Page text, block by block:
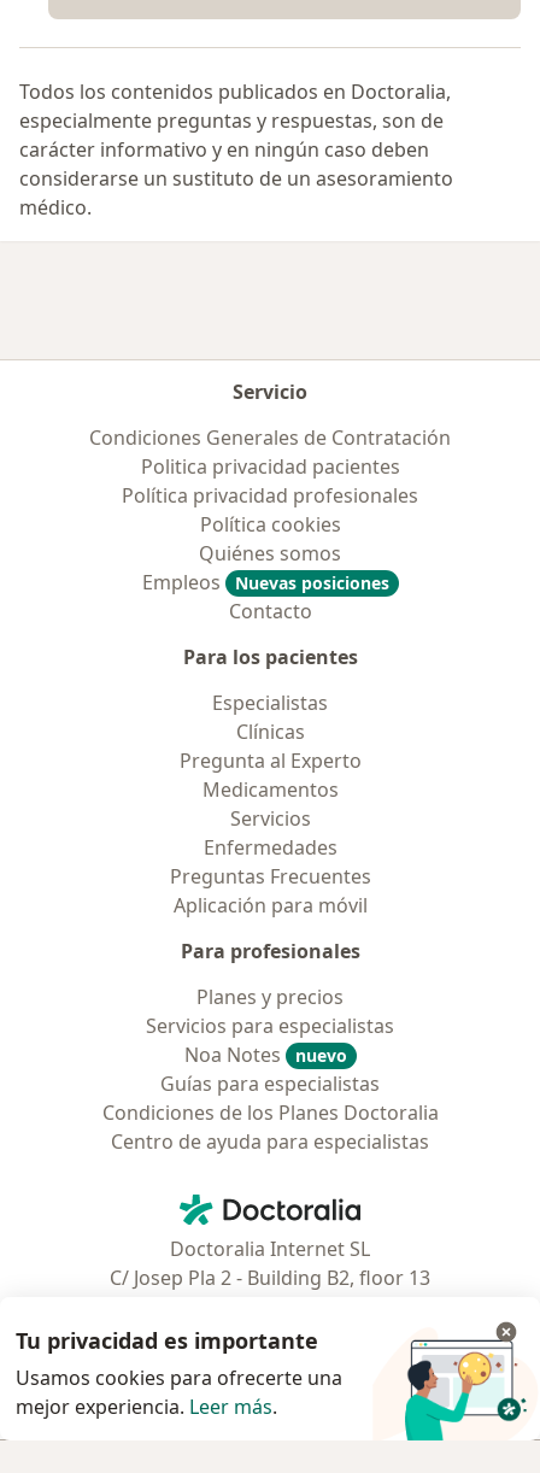
Todos los contenidos publicados en Doctoralia,
especialmente preguntas y respuestas, son de
carácter informativo y en ningún caso deben
considerarse un sustituto de un asesoramiento
médico.
Servicio
Condiciones Generales de Contratación
Politica privacidad pacientes
Política privacidad profesionales
Política cookies
Quiénes somos
Empleos
Nuevas posiciones
Contacto
Para los pacientes
Especialistas
Clínicas
Pregunta al Experto
Medicamentos
Servicios
Enfermedades
Preguntas Frecuentes
Aplicación para móvil
Para profesionales
Planes y precios
Servicios para especialistas
Noa Notes
nuevo
Guías para especialistas
Condiciones de los Planes Doctoralia
Centro de ayuda para especialistas
Doctoralia - Página de inicio
Doctoralia Internet SL
C/ Josep Pla 2 - Building B2, floor 13
Facebook
se abre en una nueva
Tu privacidad es importante
Usamos cookies para ofrecerte una
mejor experiencia. Leer más.